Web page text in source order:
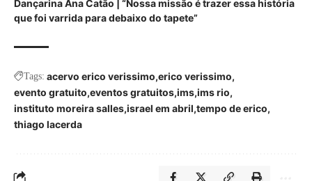
Dançarina Ana Catão | “Nossa missão é trazer essa história
que foi varrida para debaixo do tapete”
Tags: acervo erico verissimo erico verissimo
evento gratuito eventos gratuitos ims ims rio
instituto moreira salles israel em abril tempo de erico
thiago lacerda